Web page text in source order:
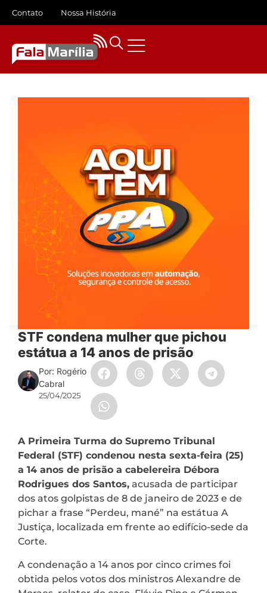
Contato Nossa História
STF condena mulher que pichou
estátua a 14 anos de prisão
Por: Rogério
Cabral
25/04/2025
A Primeira Turma do Supremo Tribunal
Federal (STF) condenou nesta sexta-feira (25)
a 14 anos de prisão a cabelereira Débora
Rodrigues dos Santos, acusada de participar
dos atos golpistas de 8 de janeiro de 2023 e de
pichar a frase “Perdeu, mané” na estátua A
Justiça, localizada em frente ao edifício-sede da
Corte.
A condenação a 14 anos por cinco crimes foi
obtida pelos votos dos ministros Alexandre de